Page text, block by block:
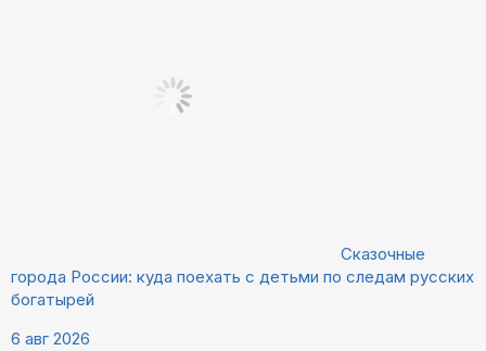
Сказочные
города России: куда поехать с детьми по следам русских
богатырей
6 авг 2026